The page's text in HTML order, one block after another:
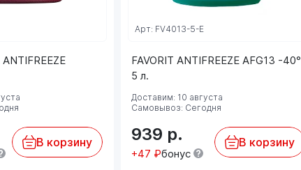
Срок службы: не менее 3 лет.
Соблюдайте предписания производителя,
В корзину
FAVORIT ANTIFREEZE AFG13 -40°
5 л.
Арт: FV4013-5-E
Доставим: 10 августа
Самовывоз: Сегодня
939 р.
+47 ₽бонус
В корзину